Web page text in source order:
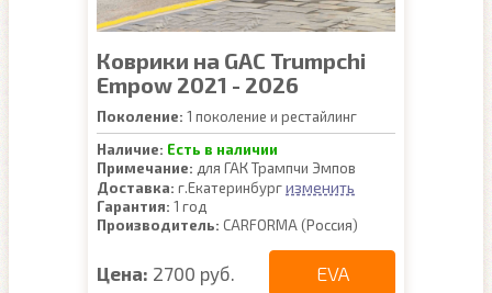
Коврики на GAC Trumpchi
Empow 2021 - 2026
Поколение: 1 поколение и рестайлинг
Наличие: Есть в наличии
Примечание: для ГАК Трампчи Эмпов
Доставка: г.Екатеринбургизменить
Гарантия: 1 год
Производитель: CARFORMA (Россия)
Цена: 2700 руб. EVA